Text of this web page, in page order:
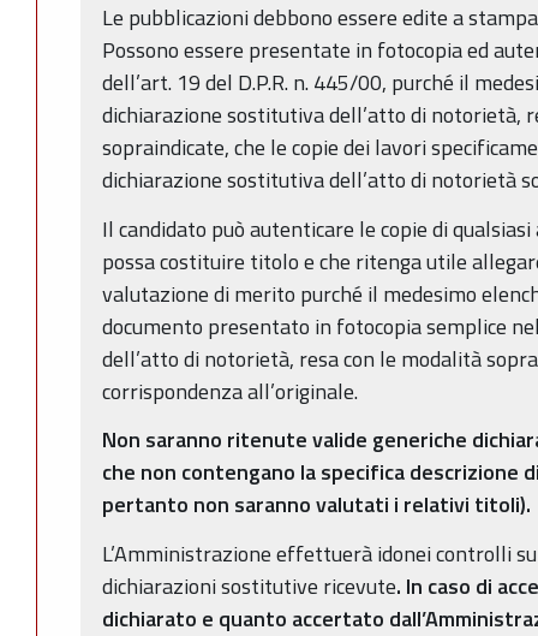
Le pubblicazioni debbono essere edite a
Possono essere presentate in fotocopia ed
dell’art. 19 del D.P.R. n. 445/00, purché il
dichiarazione sostitutiva dell’atto di notorietà,
sopraindicate, che le copie dei lavori
dichiarazione sostitutiva dell’atto di notorietà
Il candidato può autenticare le copie di
possa costituire titolo e che ritenga utile
valutazione di merito purché il medesimo
documento presentato in fotocopia semplice
dell’atto di notorietà, resa con le modalità
corrispondenza all’originale.
Non saranno ritenute valide generiche
che non contengano la specifica descrizione
pertanto non saranno valutati i relativi titoli).
L’Amministrazione effettuerà idonei controlli
dichiarazioni sostitutive ricevute. In caso di
dichiarato e quanto accertato